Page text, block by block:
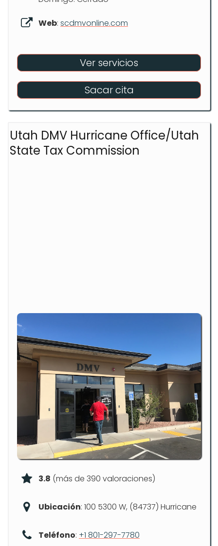
Web: scdmvonline.com
Ver servicios
Sacar cita
Utah DMV Hurricane Office/Utah
State Tax Commission
3.8 (más de 390 valoraciones)
Ubicación: 100 5300 W, (84737) Hurricane
Teléfono: +1 801-297-7780